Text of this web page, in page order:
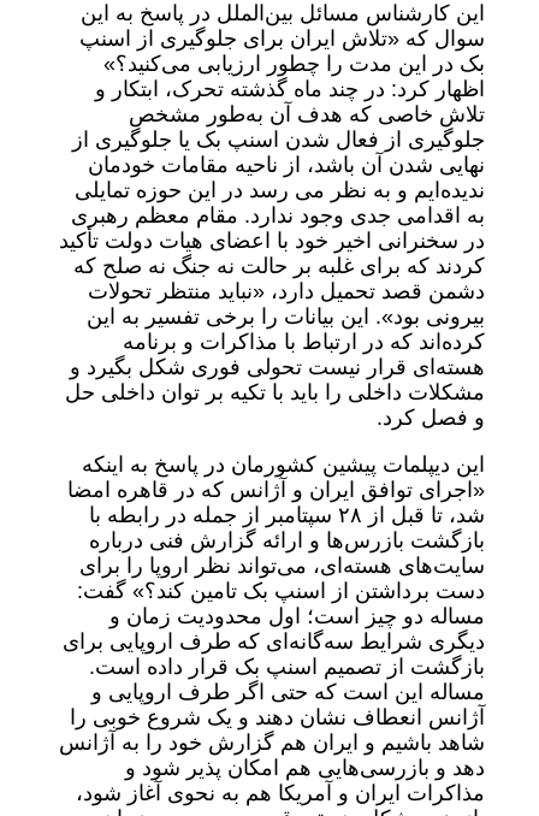
این کارشناس مسائل بین‌الملل در پاسخ به این
سوال که «تلاش ایران برای جلوگیری از اسنپ
بک در این مدت را چطور ارزیابی می‌کنید؟»
اظهار کرد: در چند ماه گذشته تحرک، ابتکار و
تلاش خاصی که هدف آن به‌طور مشخص
جلوگیری از فعال شدن اسنپ بک یا جلوگیری از
نهایی شدن آن باشد، از ناحیه مقامات خودمان
ندیده‌ایم و به نظر می رسد در این حوزه تمایلی
به اقدامی جدی وجود ندارد. مقام معظم رهبری
در سخنرانی اخیر خود با اعضای هیات دولت تأکید
کردند که برای غلبه بر حالت نه جنگ نه صلح که
دشمن قصد تحمیل دارد، «نباید منتظر تحولات
بیرونی بود». این بیانات را برخی تفسیر به این
کرده‌اند که در ارتباط با مذاکرات و برنامه
هسته‌ای قرار نیست تحولی فوری شکل بگیرد و
مشکلات داخلی را باید با تکیه بر توان داخلی حل
و فصل کرد.
این دیپلمات پیشین کشورمان در پاسخ به اینکه
«اجرای توافق ایران و آژانس که در قاهره امضا
شد، تا قبل از ۲۸ سپتامبر از جمله در رابطه با
بازگشت بازرس‌ها و ارائه گزارش فنی درباره
سایت‌های هسته‌ای، می‌تواند نظر اروپا را برای
دست برداشتن از اسنپ بک تامین کند؟» گفت:
مساله دو چیز است؛ اول محدودیت زمان‌ و
دیگری شرایط سه‌گانه‌ای که طرف اروپایی برای
بازگشت از تصمیم اسنپ بک قرار داده است.
مساله این است که حتی اگر طرف اروپایی و
آژانس انعطاف نشان دهند و یک شروع خوبی را
شاهد باشیم و ایران هم گزارش خود را به آژانس
دهد و بازرسی‌هایی هم امکان پذیر شود و
مذاکرات ایران و آمریکا هم به نحوی آغاز شود،